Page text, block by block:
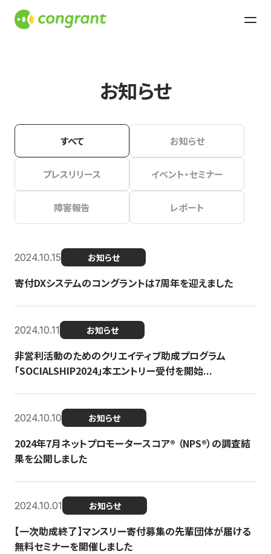
お知らせ
すべて お知らせ
プレスリリース イベント・セミナー
障害報告 レポート
2024.10.15 お知らせ
寄付DXシステムのコングラントは7周年を迎えました
2024.10.11 お知らせ
非営利活動のためのクリエイティブ助成プログラム
「SOCIALSHIP2024」本エントリー受付を開始...
2024.10.10 お知らせ
2024年7月ネットプロモータースコア®︎ （NPS®︎）の調査結
果を公開しました
2024.10.01 お知らせ
【一次助成終了】マンスリー寄付募集の先輩団体が届ける
無料セミナーを開催しました